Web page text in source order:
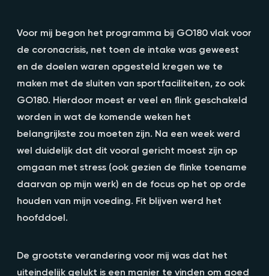
Voor mij begon het programma bij GO180 vlak voor
de coronacrisis, net toen de intake was geweest
en de doelen waren opgesteld kregen we te
maken met de sluiten van sportfaciliteiten, zo ook
GO180. Hierdoor moest er veel en flink geschakeld
worden in wat de komende weken het
belangrijkste zou moeten zijn. Na een week werd
wel duidelijk dat dit vooral gericht moest zijn op
omgaan met stress (ook gezien de flinke toename
daarvan op mijn werk) en de focus op het op orde
houden van mijn voeding. Fit blijven werd het
hoofddoel.
De grootste verandering voor mij was dat het
uiteindelijk gelukt is een manier te vinden om goed